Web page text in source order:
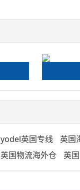
yodel英国专线 英国
英国物流海外仓 英